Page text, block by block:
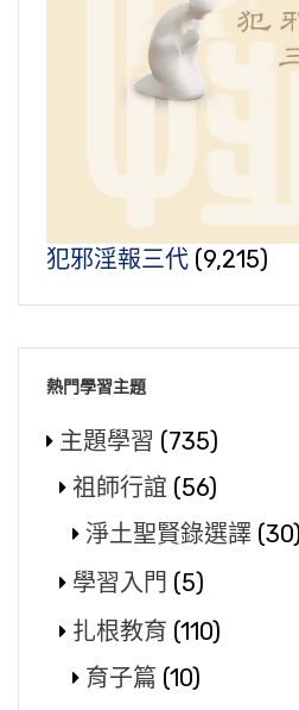
犯邪淫報三代 (9,215)
熱門學習主題
主題學習 (735)
祖師行誼 (56)
淨土聖賢錄選譯 (30)
學習入門 (5)
扎根教育 (110)
育子篇 (10)